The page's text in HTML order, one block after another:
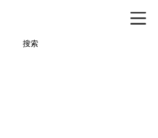
搜索